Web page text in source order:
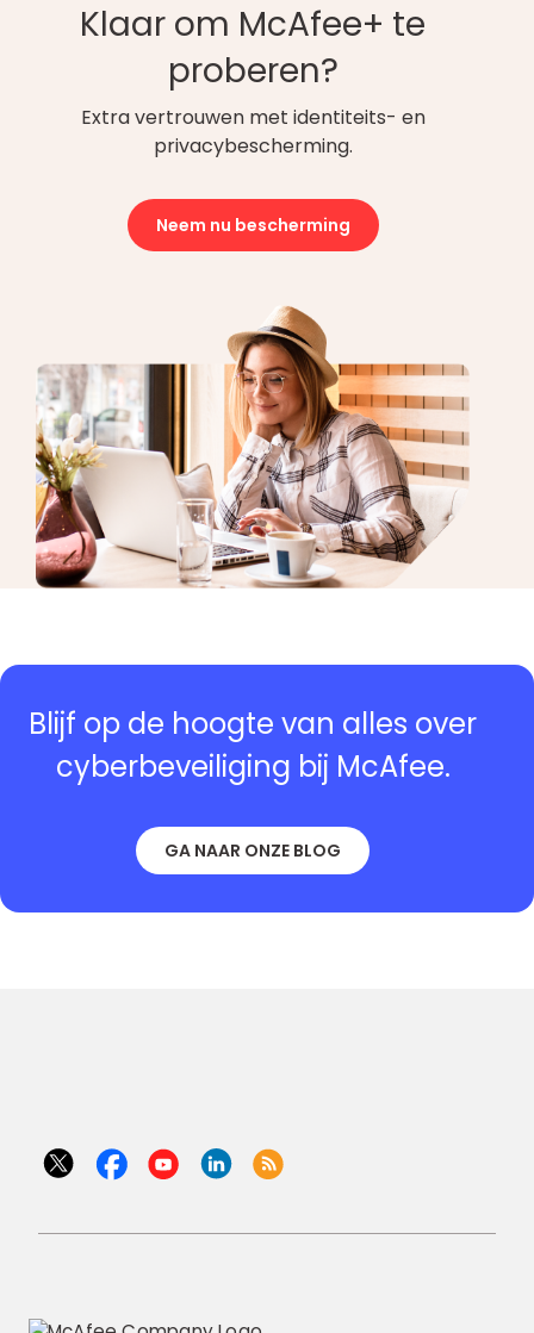
Klaar om McAfee+ te
proberen?
Extra vertrouwen met identiteits- en
privacybescherming.
Neem nu bescherming
Blijf op de hoogte van alles over
cyberbeveiliging bij McAfee.
GA NAAR ONZE BLOG